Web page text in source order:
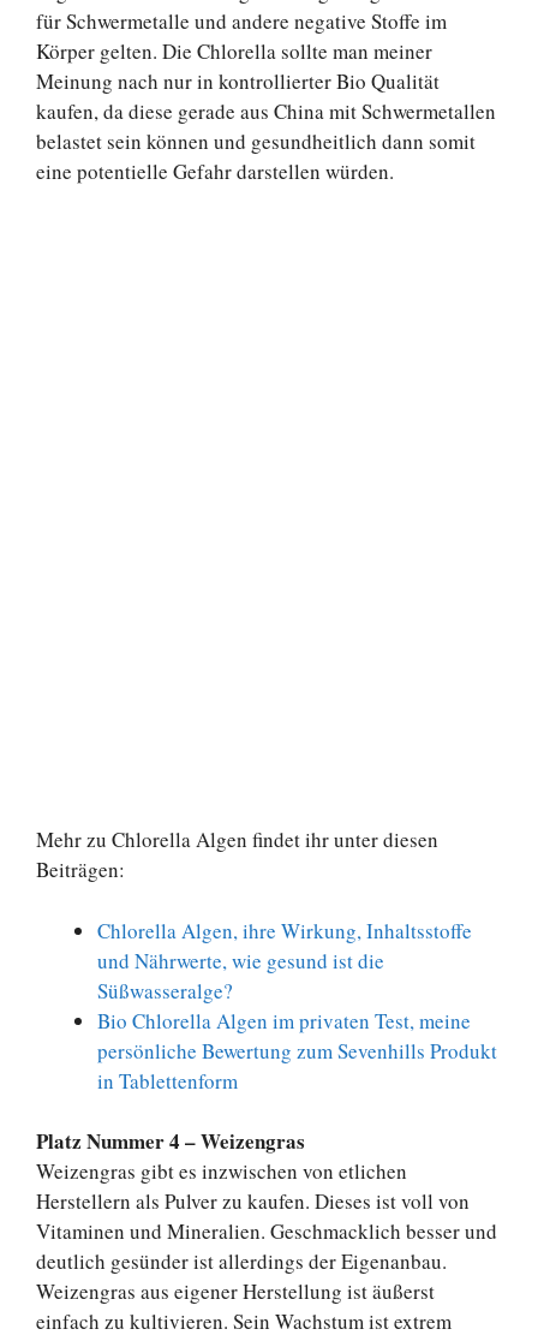
für Schwermetalle und andere negative Stoffe im
Körper gelten. Die Chlorella sollte man meiner
Meinung nach nur in kontrollierter Bio Qualität
kaufen, da diese gerade aus China mit Schwermetallen
belastet sein können und gesundheitlich dann somit
eine potentielle Gefahr darstellen würden.
Mehr zu Chlorella Algen findet ihr unter diesen
Beiträgen:
Chlorella Algen, ihre Wirkung, Inhaltsstoffe
und Nährwerte, wie gesund ist die
Süßwasseralge?
Bio Chlorella Algen im privaten Test, meine
persönliche Bewertung zum Sevenhills Produkt
in Tablettenform
Platz Nummer 4 – Weizengras
Weizengras gibt es inzwischen von etlichen
Herstellern als Pulver zu kaufen. Dieses ist voll von
Vitaminen und Mineralien. Geschmacklich besser und
deutlich gesünder ist allerdings der Eigenanbau.
Weizengras aus eigener Herstellung ist äußerst
einfach zu kultivieren. Sein Wachstum ist extrem